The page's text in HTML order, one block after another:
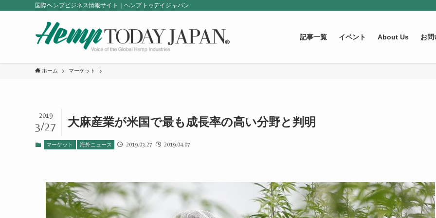
国際ヘンプビジネス情報サイト｜ヘンプトゥデイジャパン
記事一覧 イベント About Us お問
ホーム マーケット
大麻産業が米国で最も成長率の高い分野と判明
2019
3/27
マーケット 海外ニュース 2019.03.27 2019.04.07